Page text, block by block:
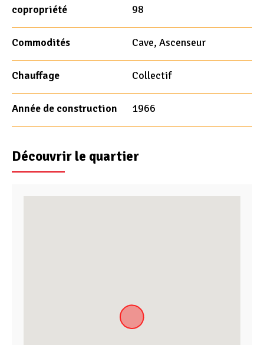
copropriété 98
Commodités Cave, Ascenseur
Chauffage Collectif
Année de construction 1966
Découvrir le quartier